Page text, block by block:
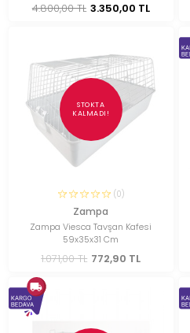
4.800,00 TL 3.350,00 TL
STOKTA
KALMADI!
(0)
Zampa
Zampa Viesca Tavşan Kafesi
59x35x31 Cm
1.071,00 TL 772,90 TL